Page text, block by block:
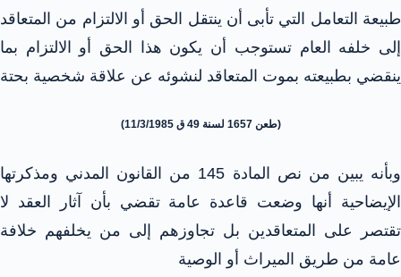
طبيعة التعامل التي تأبى أن ينتقل الحق أو الالتزام من المتعاقد
إلى خلفه العام تستوجب أن يكون هذا الحق أو الالتزام بما
ينقضي بطبيعته بموت المتعاقد لنشوئه عن علاقة شخصية بحتة
(طعن 1657 لسنة 49 ق 11/3/1985)
وبأنه يبين من نص المادة 145 من القانون المدني ومذكرتها
الإيضاحية أنها وضعت قاعدة عامة تقضي بأن آثار العقد لا
تقتصر على المتعاقدين بل تجاوزهم إلى من يخلفهم خلافة
عامة من طريق الميراث أو الوصية